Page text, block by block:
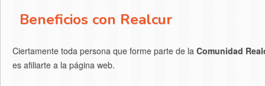
Beneficios con Realcur
Ciertamente toda persona que forme parte de la Comunidad
es afiliarte a la página web.